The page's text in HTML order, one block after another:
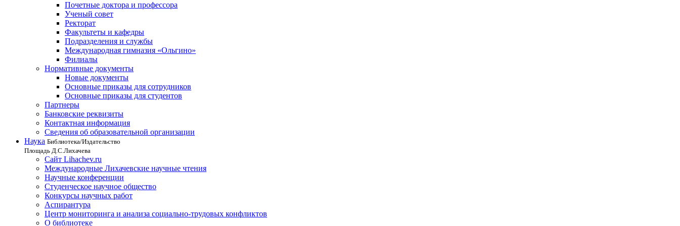
Почетные доктора и профессора
Ученый совет
Ректорат
Факультеты и кафедры
Подразделения и службы
Международная гимназия «Ольгино»
Филиалы
Нормативные документы
Новые документы
Основные приказы для сотрудников
Основные приказы для студентов
Партнеры
Банковские реквизиты
Контактная информация
Сведения об образовательной организации
Наука Библиотека/Издательство
Площадь Д.С.Лихачева
Сайт Lihachev.ru
Международные Лихачевские научные чтения
Научные конференции
Студенческое научное общество
Конкурсы научных работ
Аспирантура
Центр мониторинга и анализа социально-трудовых конфликтов
О библиотеке